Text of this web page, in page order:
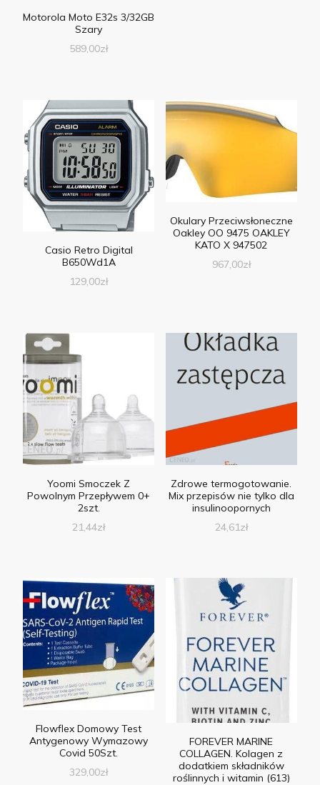
Motorola Moto E32s 3/32GB
Szary
589,00zł
Casio Retro Digital
B650Wd1A
129,00zł
Okulary Przeciwsłoneczne
Oakley OO 9475 OAKLEY
KATO X 947502
967,00zł
Yoomi Smoczek Z
Powolnym Przepływem 0+
2szt.
21,44zł
Zdrowe termogotowanie.
Mix przepisów nie tylko dla
insulinoopornych
24,61zł
Flowflex Domowy Test
Antygenowy Wymazowy
Covid 50Szt.
329,00zł
FOREVER MARINE
COLLAGEN. Kolagen z
dodatkiem składników
roślinnych i witamin (613)